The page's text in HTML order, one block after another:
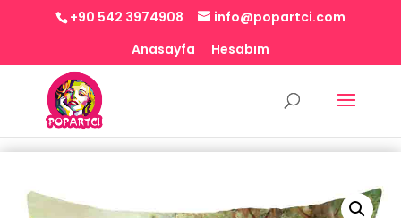
+90 542 3974908
info@popartci.com
Anasayfa
Hesabım